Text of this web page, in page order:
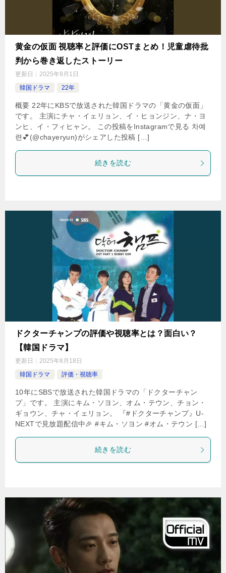
黄金の仮面 視聴率と評価にOSTまとめ！児童虐待批
判から巻き返したストーリー
更新日： 2025年9月1日
韓国ドラマ
22年
概要 22年にKBSで放送された韓国ドラマの「黄金の仮面」
です。 主演にチャ・イェリョン、イ・ヒョンジン、ナ・ヨ
ンヒ、イ・フィヒャン。 この投稿をInstagramで見る 차예
련💕(@chayeryun)がシェアした投稿 […]
続きを読む
ドクターチャンプの評価や視聴率とは？面白い？
【韓国ドラマ】
更新日： 2025年8月18日
韓国ドラマ
評価・視聴率
10年にSBSで放送された韓国ドラマの「ドクターチャン
プ」です。 主演にキム・ソヨン、オム・テウン、チョン・
ギョウン、チャ・イェリョン。 『#ドクターチャンプ』U-
NEXTで見放題配信中🎉 #キム・ソヨン #オム・テウン […]
続きを読む